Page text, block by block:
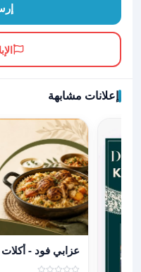
إعلانات مشابهة
عرض تفاصيل
عزابي فود - أكلات